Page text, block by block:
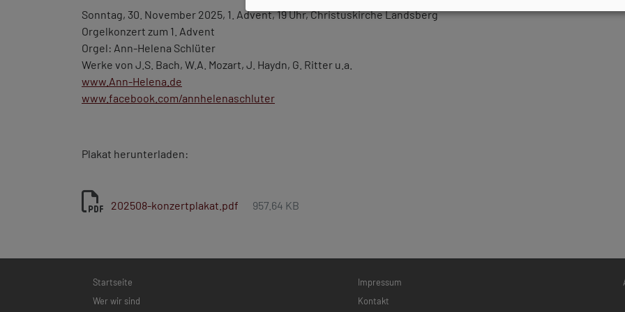
Sonntag, 30. November 2025, 1. Advent, 19 Uhr, Christuskirche Landsberg
Orgelkonzert zum 1. Advent
Orgel: Ann-Helena Schlüter
Werke von J.S. Bach, W.A. Mozart, J. Haydn, G. Ritter u.a.
www.Ann-Helena.de
www.facebook.com/annhelenaschluter
Plakat herunterladen:
202508-konzertplakat.pdf 957.64 KB
Hauptnavigation
Startseite
Wer wir sind
Fußbereichsmenü
Impressum
Kontakt